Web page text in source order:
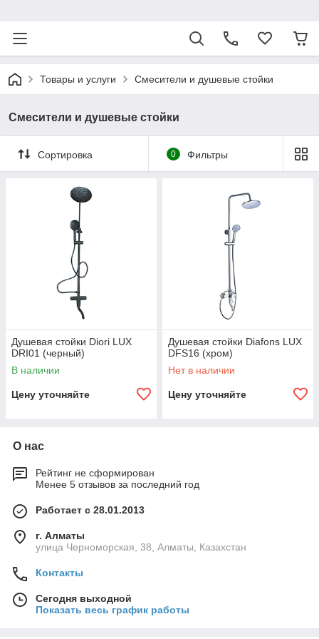
Товары и услуги Смесители и душевые стойки
Смесители и душевые стойки
Сортировка 0 Фильтры
Душевая стойки Diori LUX
DRI01 (черный)
В наличии
Цену уточняйте
Душевая стойки Diafons LUX
DFS16 (хром)
Нет в наличии
Цену уточняйте
О нас
Рейтинг не сформирован
Менее 5 отзывов за последний год
Работает с 28.01.2013
г. Алматы
улица Черноморская, 38, Алматы, Казахстан
Контакты
Сегодня выходной
Показать весь график работы